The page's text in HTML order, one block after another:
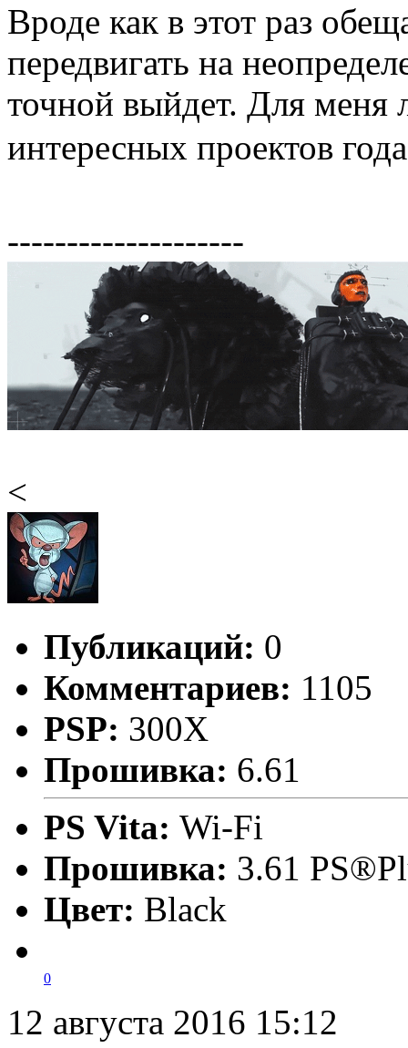
Вроде как в этот раз
передвигать на
точной выйдет. Для меня
интересных проектов
--------------------
<
Публикаций: 0
Комментариев: 1105
PSP: 300X
Прошивка: 6.61
PS Vita: Wi-Fi
Прошивка: 3.61
Цвет: Black
0
12 августа 2016 15:12